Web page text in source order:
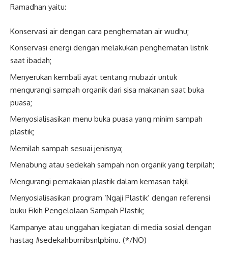
Ramadhan yaitu:
Konservasi air dengan cara penghematan air wudhu;
Konservasi energi dengan melakukan penghematan listrik
saat ibadah;
Menyerukan kembali ayat tentang mubazir untuk
mengurangi sampah organik dari sisa makanan saat buka
puasa;
Menyosialisasikan menu buka puasa yang minim sampah
plastik;
Memilah sampah sesuai jenisnya;
Menabung atau sedekah sampah non organik yang terpilah;
Mengurangi pemakaian plastik dalam kemasan takjil
Menyosialisasikan program ‘Ngaji Plastik’ dengan referensi
buku Fikih Pengelolaan Sampah Plastik;
Kampanye atau unggahan kegiatan di media sosial dengan
hastag #sedekahbumibsnlpbinu. (*/NO)